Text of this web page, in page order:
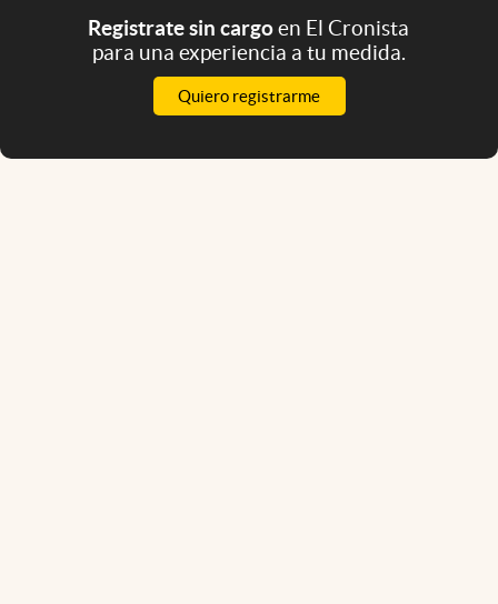
Registrate sin cargoen El Cronista
para una experiencia a tu medida.
Quiero registrarme